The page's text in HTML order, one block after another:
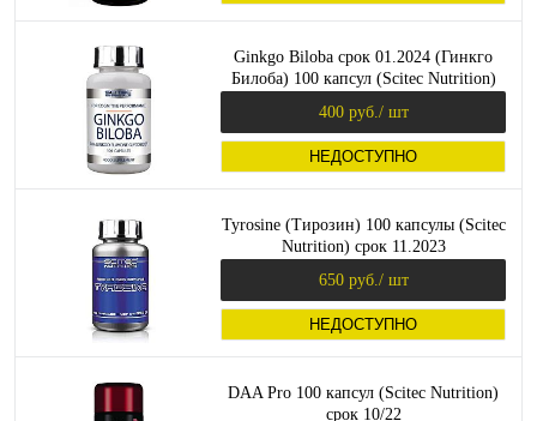
Ginkgo Biloba срок 01.2024 (Гинкго
Билоба) 100 капсул (Scitec Nutrition)
400 руб. / шт
НЕДОСТУПНО
Tyrosine (Тирозин) 100 капсулы (Scitec
Nutrition) срок 11.2023
650 руб. / шт
НЕДОСТУПНО
DAA Pro 100 капсул (Scitec Nutrition)
срок 10/22